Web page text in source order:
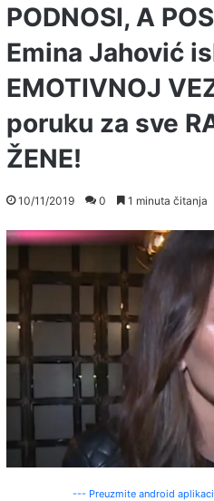
PODNOSI, A
Emina Jahović
EMOTIVNOJ
poruku za sve
ŽENE!
10/11/2019 0 1 minuta čitanja
--- Preuzmite android